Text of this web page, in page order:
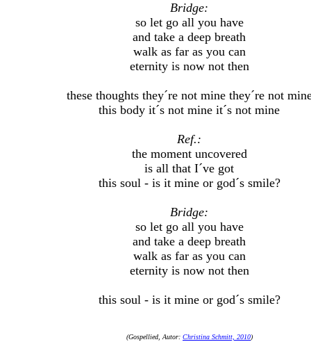
Bridge:
so let go all you have
and take a deep breath
walk as far as you can
eternity is now not then
these thoughts they´re not mine they´re not
this body it´s not mine it´s not mine
Ref.:
the moment uncovered
is all that I´ve got
this soul - is it mine or god´s smile?
Bridge:
so let go all you have
and take a deep breath
walk as far as you can
eternity is now not then
this soul - is it mine or god´s smile?
(Gospellied, Autor: Christina Schmitt, 2010)